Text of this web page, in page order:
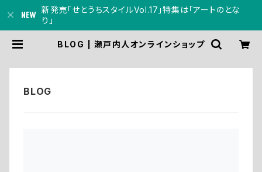
新発売「せとうちスタイルVol.17」特集は「アートのとな
り」
BLOG | 瀬戸内人オンラインショップ